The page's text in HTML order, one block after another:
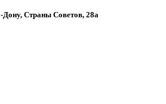
Дону, Страны Советов, 28а